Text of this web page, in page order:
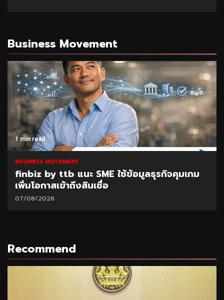
Business Movement
1 min read
BUSINESS MOVEMENT
finbiz by ttb แนะ SME ใช้ข้อมูลธุรกิจคุมเกม
เพิ่มโอกาสเข้าถึงสินเชื่อ
07/08/2026
Recommend